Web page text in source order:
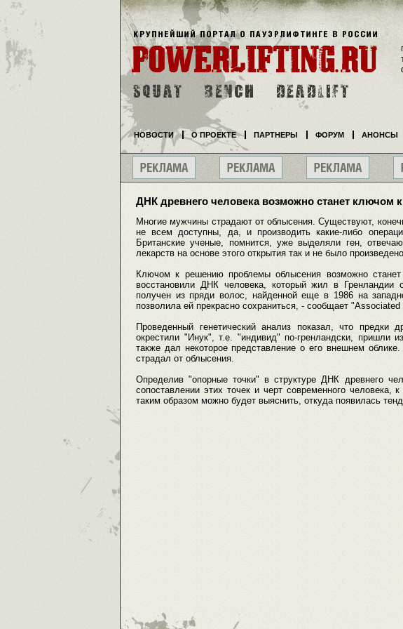
ДНК древнего человека возможно станет
Многие мужчины страдают от облысения. Существуют,
не всем доступны, да, и производить какие-либо
Британские ученые, помнится, уже выделяли ген,
лекарств на основе этого открытия так и не было
Ключом к решению проблемы облысения возможно
восстановили ДНК человека, который жил в
получен из пряди волос, найденной еще в 1986 на
позволила ей прекрасно сохраниться, - сообщает
Проведенный генетический анализ показал, что предки
окрестили "Инук", т.е. "индивид" по-гренландски, пришли
также дал некоторое представление о его внешнем
страдал от облысения.
Определив "опорные точки" в структуре ДНК древнего
сопоставлении этих точек и черт современного человека,
таким образом можно будет выяснить, откуда появилась
НОВОСТИ О ПРОЕКТЕ ПАРТНЕРЫ ФОРУМ АНОНСЫ